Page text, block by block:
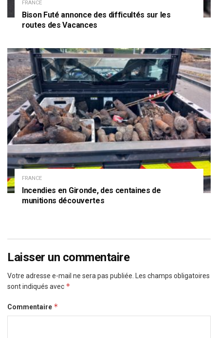
FRANCE
Bison Futé annonce des difficultés sur les
routes des Vacances
FRANCE
Incendies en Gironde, des centaines de
munitions découvertes
Laisser un commentaire
Votre adresse e-mail ne sera pas publiée. Les champs obligatoires
sont indiqués avec *
Commentaire *